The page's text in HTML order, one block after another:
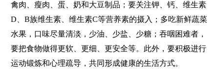
禽肉、瘦肉、蛋、奶和大豆制品；要关注钾、钙、维生素
D、B族维生素、维生素C等营养素的摄入；多吃新鲜蔬菜
水果，口味尽量清淡，少油、少盐、少糖；吞咽困难者，
要把食物做得更软、更细、更安全等。此外，要积极进行
运动锻炼和心理疏导，共同形成健康的生活方式。